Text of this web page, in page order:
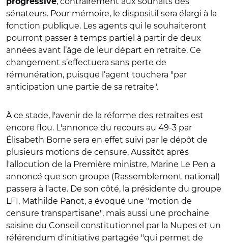
sénateurs. Pour mémoire, le dispositif sera élargi à la
fonction publique. Les agents qui le souhaiteront
pourront passer à temps partiel à partir de deux
années avant l’âge de leur départ en retraite. Ce
changement s’effectuera sans perte de
rémunération, puisque l’agent touchera "par
anticipation une partie de sa retraite".
À ce stade, l'avenir de la réforme des retraites est
encore flou. L'annonce du recours au 49-3 par
Élisabeth Borne sera en effet suivi par le dépôt de
plusieurs motions de censure. Aussitôt après
l'allocution de la Première ministre, Marine Le Pen a
annoncé que son groupe (Rassemblement national)
passera à l'acte. De son côté, la présidente du groupe
LFI, Mathilde Panot, a évoqué une "motion de
censure transpartisane", mais aussi une prochaine
saisine du Conseil constitutionnel par la Nupes et un
référendum d'initiative partagée "qui permet de